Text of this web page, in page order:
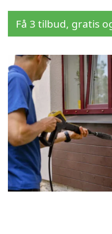
Få 3 tilbud, gratis